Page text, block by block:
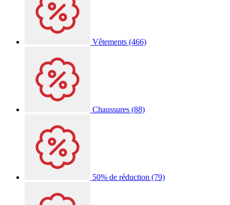
Vêtements (466)
Chaussures (88)
50% de réduction (79)